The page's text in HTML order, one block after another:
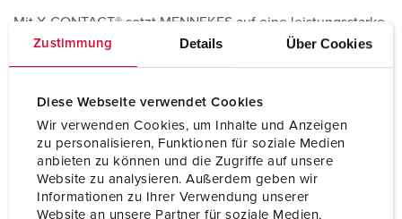
Zustimmung Details Über Cookies
Diese Webseite verwendet Cookies
Wir verwenden Cookies, um Inhalte und Anzeigen
zu personalisieren, Funktionen für soziale Medien
anbieten zu können und die Zugriffe auf unsere
Website zu analysieren. Außerdem geben wir
Informationen zu Ihrer Verwendung unserer
Website an unsere Partner für soziale Medien,
Mit X‑CONTACT® setzt MENNEKES auf eine leistungsstarke
Kontakttechnologie für den industriellen Einsatz. Die
Energieübertragung auch unter anspruchsvollen
Bedingungen. X‑CONTACT® schafft damit eine
zukunftssichere Grundlage für industrielle Anwendungen.
Entdecken Sie X‑CONTACT® und erleben Sie, wie die
Technologie sichere und zuverlässige
Energieverbindungen ermöglicht.